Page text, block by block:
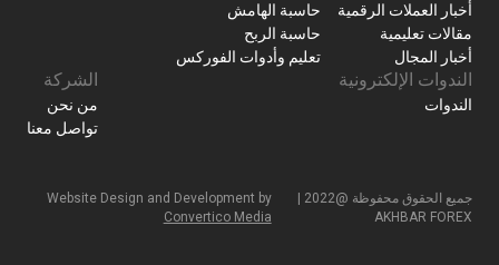
أخبار العملات الرقمية
مقالات تعليمية
أخبار المجال
حاسبة الهامش
حاسبة الربح
تعليم وأدوات الفوركس
الندوات الإلكترونية
الندوات
الشركة
من نحن
تواصل معنا
AKHBAR FOREX
Website Design and Development by
Convertico Media